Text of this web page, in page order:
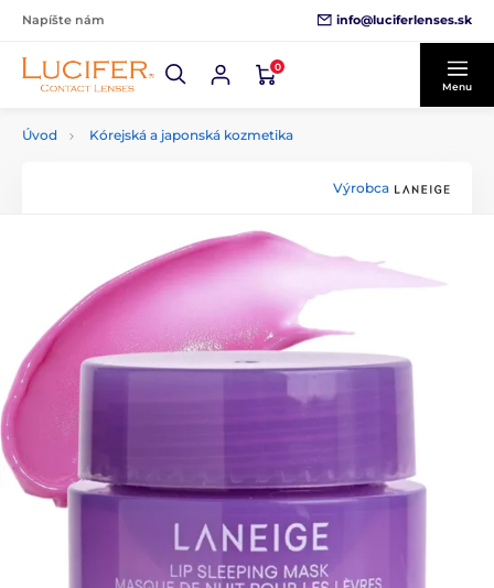
Napíšte nám info@luciferlenses.sk
0
Menu
Úvod Kórejská a japonská kozmetika
Výrobca